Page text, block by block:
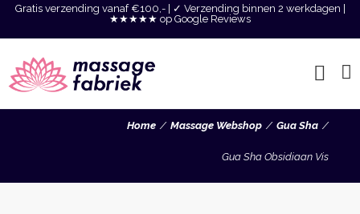
Gratis verzending vanaf €100,- | ✓ Verzending binnen 2 werkdagen |
★★★★★ op Google Reviews
Home Massage Webshop Gua Sha
Gua Sha Obsidiaan Vis